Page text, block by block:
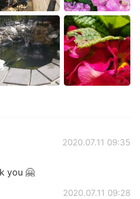
2020.07.11 09:35
you 🤗
2020.07.11 09:28